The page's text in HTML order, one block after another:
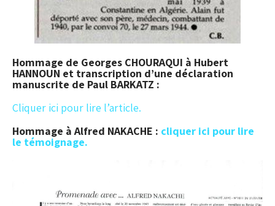
Hommage de Georges CHOURAQUI à Hubert
HANNOUN et transcription d’une déclaration
manuscrite de Paul BARKATZ :
Cliquer ici pour lire l’article.
Hommage à Alfred NAKACHE : cliquer ici pour lire
le témoignage.